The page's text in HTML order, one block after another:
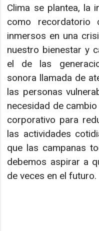
Clima se plantea, la
como recordatorio
inmersos en una
nuestro bienestar y
el de las
sonora llamada de
las personas
necesidad de
corporativo para
las actividades
que las campanas
debemos aspirar a
de veces en el futuro.